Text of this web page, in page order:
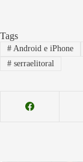
Tags
#Android e iPhone
#serraelitoral